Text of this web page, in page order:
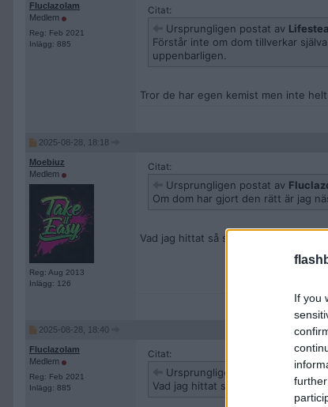
If you
Fluclazolam
Medlem
Reg: Feb 2021
Inlägg: 885
Citat:
Ursprungligen postat av
Förstår inte om dom tillverkar
uppenbarligen.
Tror de har egen kemist men inte
2025-08-28, 18:18
Moebiuz
Medlem
Reg: Aug 2013
Inlägg: 126
Citat:
Ursprungligen postat av
Om dom har gjort den rätt är jag
Vad jag hittat så ska den va likvärd a-
2025-08-28, 18:40
Fluclazolam
Medlem
Reg: Feb 2021
Inlägg: 885
Citat:
Ursprungligen postat av
Vad jag hittat så ska den va